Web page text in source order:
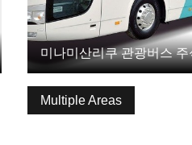
Multiple Areas